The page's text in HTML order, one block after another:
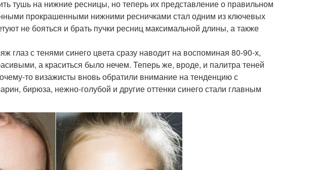
тушь на нижние ресницы, но теперь их представление о правильном
прокрашенными нижними ресничками стал одним из ключевых
не бояться и брать пучки ресниц максимальной длины, а также
глаз с тенями синего цвета сразу наводит на воспоминая 80-90-х,
а краситься было нечем. Теперь же, вроде, и палитра теней
то визажисты вновь обратили внимание на тенденцию с
бирюза, нежно-голубой и другие оттенки синего стали главным